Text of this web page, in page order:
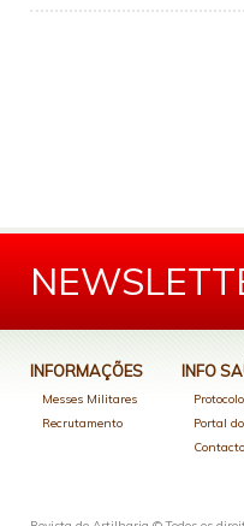
INFORMAÇÕES
Messes Militares
Recrutamento
INFO
Portal